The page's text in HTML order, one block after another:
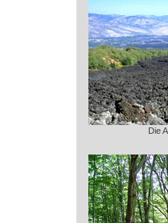
Die